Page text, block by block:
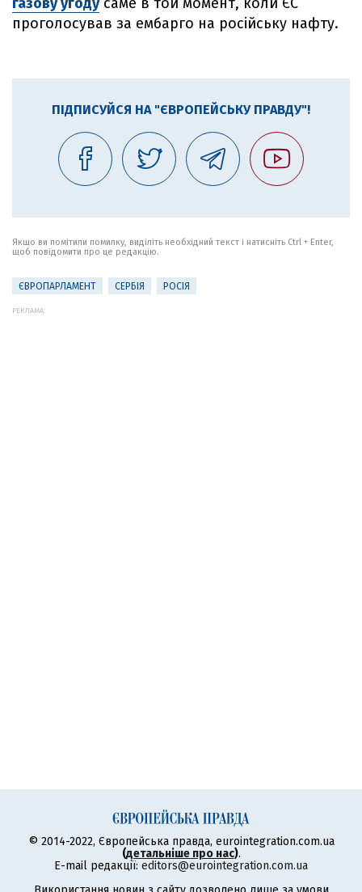
проголосував за ембарго на російську нафту.
ПІДПИСУЙСЯ НА "ЄВРОПЕЙСЬКУ ПРАВДУ"!
Якщо ви помітили помилку, виділіть необхідний текст і натисніть Ctrl + Enter,
щоб повідомити про це редакцію.
ЄВРОПАРЛАМЕНТ СЕРБІЯ РОСІЯ
РЕКЛАМА:
© 2014-2022, Європейська правда, eurointegration.com.ua
(детальніше про нас).
E-mail редакції: editors@eurointegration.com.ua